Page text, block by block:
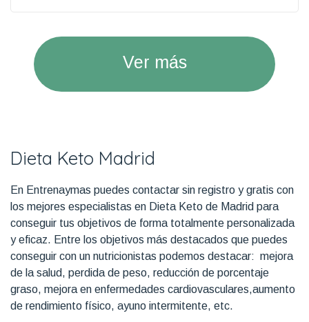
Ver más
Dieta Keto Madrid
En Entrenaymas puedes contactar sin registro y gratis con
los mejores especialistas en Dieta Keto de Madrid para
conseguir tus objetivos de forma totalmente personalizada
y eficaz. Entre los objetivos más destacados que puedes
conseguir con un nutricionistas podemos destacar: mejora
de la salud, perdida de peso, reducción de porcentaje
graso, mejora en enfermedades cardiovasculares,aumento
de rendimiento físico, ayuno intermitente, etc.